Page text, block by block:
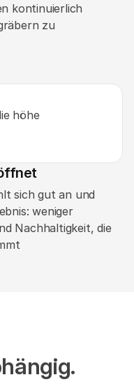
kontinuierlich
zu
sich gut an und
weniger
Nachhaltigkeit, die